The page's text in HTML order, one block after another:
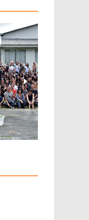
Pr�ximo
Slide